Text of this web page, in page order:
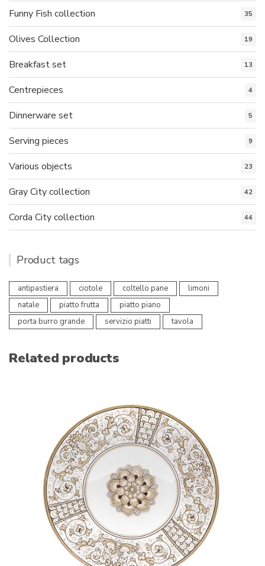
Funny Fish collection 35
Olives Collection 19
Breakfast set 13
Centrepieces 4
Dinnerware set 5
Serving pieces 9
Various objects 23
Gray City collection 42
Corda City collection 44
Product tags
antipastiera ciotole coltello pane
limoni
natale
piatto frutta
piatto piano
porta burro grande
servizio piatti tavola
Related products